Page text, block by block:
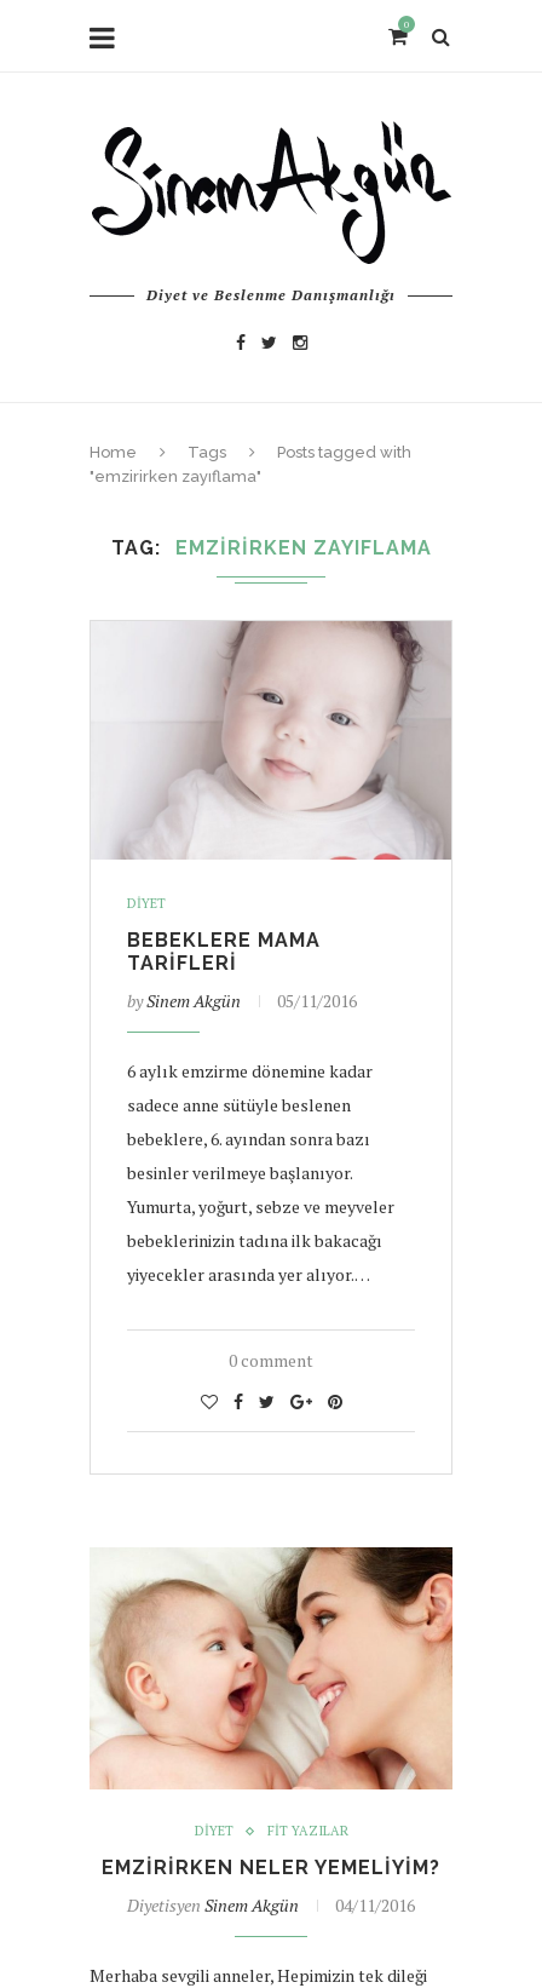
0
Diyet ve Beslenme Danışmanlığı
Home Tags
Posts tagged with
"emzirirken zayıflama"
TAG EMZIRIRKEN ZAYIFLAMA
DIYET
BEBEKLERE MAMA
TARIFLERI
bySinem Akgün 05/11/2016
6 aylık emzirme dönemine kadar
sadece anne sütüyle beslenen
bebeklere, 6. ayından sonra bazı
besinler verilmeye başlanıyor.
Yumurta, yoğurt, sebze ve meyveler
bebeklerinizin tadına ilk bakacağı
yiyecekler arasında yer alıyor.…
0 comment
DIYET FIT YAZILAR
EMZIRIRKEN NELER YEMELIYIM?
Diyetisyen Sinem Akgün 04/11/2016
Merhaba sevgili anneler, Hepimizin tek dileği